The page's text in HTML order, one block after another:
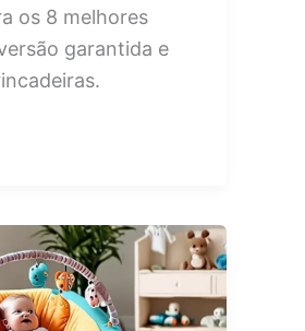
os 8 melhores
garantida e